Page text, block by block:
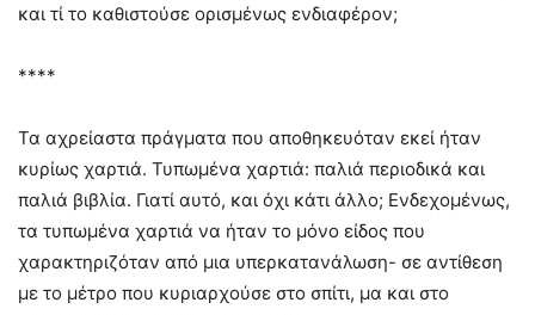
και τί το καθιστούσε ορισμένως ενδιαφέρον;
****
Τα αχρείαστα πράγματα που αποθηκευόταν εκεί ήταν
κυρίως χαρτιά. Τυπωμένα χαρτιά: παλιά περιοδικά και
παλιά βιβλία. Γιατί αυτό, και όχι κάτι άλλο; Ενδεχομένως,
τα τυπωμένα χαρτιά να ήταν το μόνο είδος που
χαρακτηριζόταν από μια υπερκατανάλωση- σε αντίθεση
με το μέτρο που κυριαρχούσε στο σπίτι, μα και στο